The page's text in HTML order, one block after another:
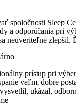
spoločnosti Sleep
a odporúčania pri
neuveriteľne zlepšil.
prístup pri
veľmi dobre
ukázal,